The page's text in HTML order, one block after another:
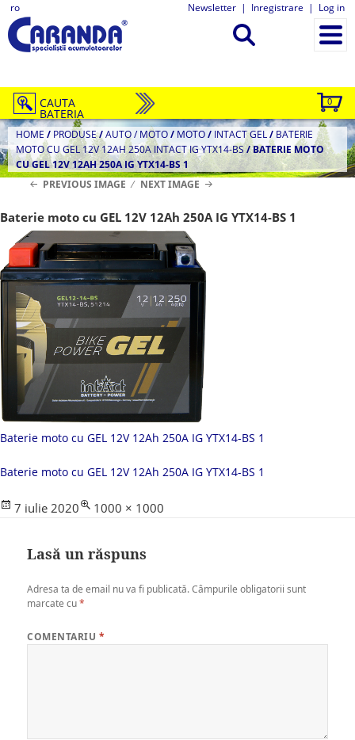
ro Newsletter | Inregistrare | Log in
0
CAUTA
BATERIA
HOME / PRODUSE/AUTO / MOTO/ MOTO/ INTACT GEL/ BATERIE
MOTO CU GEL 12V 12AH 250A INTACT IG YTX14-BS/BATERIE MOTO
CU GEL 12V 12AH 250A IG YTX14-BS 1
PREVIOUS IMAGE
NEXT IMAGE
Baterie moto cu GEL 12V 12Ah 250A IG YTX14-BS 1
Baterie moto cu GEL 12V 12Ah 250A IG YTX14-BS 1
Baterie moto cu GEL 12V 12Ah 250A IG YTX14-BS 1
Posted
7 iulie 2020
Full
1000 × 1000
Lasă un răspuns
Adresa ta de email nu va fi publicată. Câmpurile obligatorii sunt
marcate cu*
COMENTARIU *